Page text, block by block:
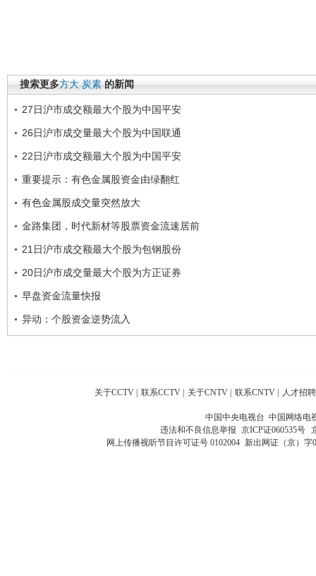
搜索更多方大 炭素 的新闻
27日沪市成交额最大个股为中国平安
26日沪市成交量最大个股为中国联通
22日沪市成交额最大个股为中国平安
重要提示：有色金属股资金由绿翻红
有色金属股成交量突然放大
金路集团，时代新材等股票资金流速居前
21日沪市成交额最大个股为包钢股份
20日沪市成交量最大个股为方正证券
早盘资金流量快报
异动：个股资金逆势流入
关于CCTV 联系CCTV 关于CNTV 联系CNTV 人才招聘
中国中央电视台 中国网络电
违法和不良信息举报 京ICP证060535号
网上传播视听节目许可证号 0102004 新出网证（京）